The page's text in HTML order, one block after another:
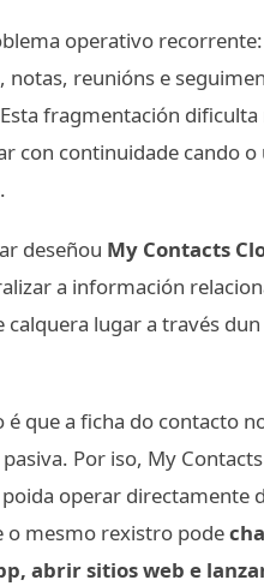
operativo
reunións e
fragmentación
con continuidade cando o
deseñou My Contacts
a información
calquera lugar a través
que a ficha do contacto
Por iso, My
operar directamente
o mesmo rexistro pode
abrir sitios web e